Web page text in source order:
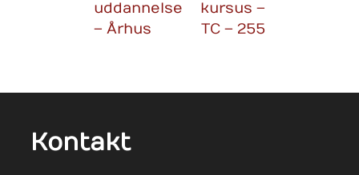
uddannelse
– Århus
kursus –
TC – 255
Kontakt